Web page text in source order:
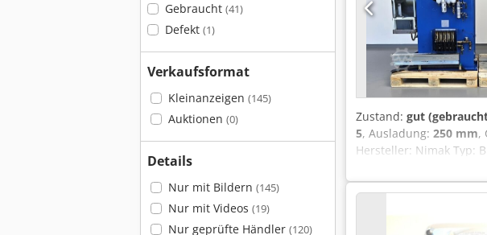
Gebraucht (41)
Defekt (1)
Verkaufsformat
Kleinanzeigen (145)
Auktionen (0)
Details
Nur mit Bildern (145)
Nur mit Videos (19)
Nur geprüfte Händler (120)
Zustand: gut
5, Ausladung: 250 mm,
Hersteller: Nimak Typ:
Aljv N U Tle Nok
650kg